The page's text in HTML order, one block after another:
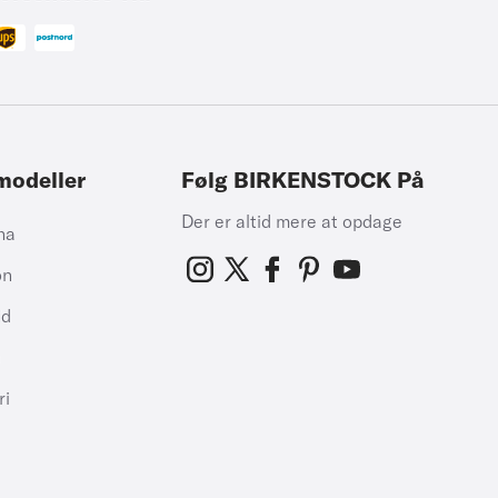
Følg BIRKENSTOCK På
Der er altid mere at opdage